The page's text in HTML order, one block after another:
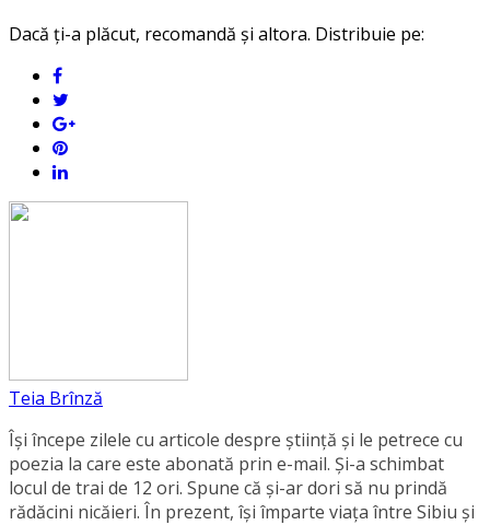
Dacă ți-a plăcut, recomandă și altora. Distribuie pe:
Teia Brînză
Își începe zilele cu articole despre știință și le petrece cu
poezia la care este abonată prin e-mail. Și-a schimbat
locul de trai de 12 ori. Spune că și-ar dori să nu prindă
rădăcini nicăieri. În prezent, își împarte viața între Sibiu și